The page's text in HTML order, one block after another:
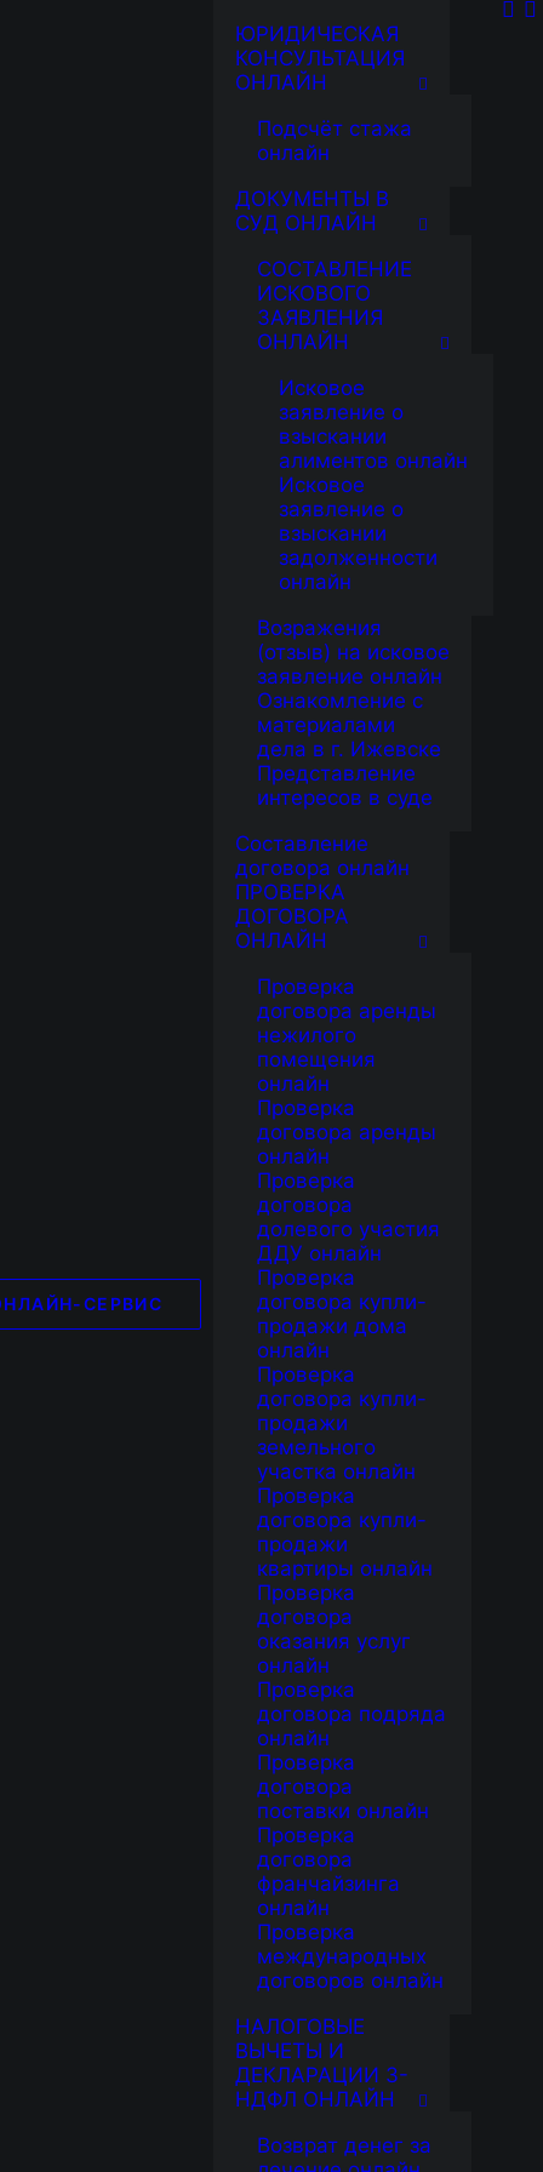
СЕРВИС
ЮРИДИЧЕСКАЯ
КОНСУЛЬТАЦИЯ
ОНЛАЙН
Подсчёт стажа
онлайн
ДОКУМЕНТЫ В
СУД ОНЛАЙН
СОСТАВЛЕНИЕ
ИСКОВОГО
ЗАЯВЛЕНИЯ
ОНЛАЙН
Исковое
заявление о
взыскании
алиментов онлайн
Исковое
заявление о
взыскании
задолженности
онлайн
Возражения
(отзыв) на исковое
заявление онлайн
Ознакомление с
материалами
дела в г. Ижевске
Представление
интересов в суде
Составление
договора онлайн
ПРОВЕРКА
ДОГОВОРА
ОНЛАЙН
Проверка
договора аренды
нежилого
помещения
онлайн
Проверка
договора аренды
онлайн
Проверка
договора
долевого участия
ДДУ онлайн
Проверка
договора купли-
продажи дома
онлайн
Проверка
договора купли-
продажи
земельного
участка онлайн
Проверка
договора купли-
продажи
квартиры онлайн
Проверка
договора
оказания услуг
онлайн
Проверка
договора подряда
онлайн
Проверка
договора
поставки онлайн
Проверка
договора
франчайзинга
онлайн
Проверка
международных
договоров онлайн
НАЛОГОВЫЕ
ВЫЧЕТЫ И
ДЕКЛАРАЦИИ 3-
НДФЛ ОНЛАЙН
Возврат денег за